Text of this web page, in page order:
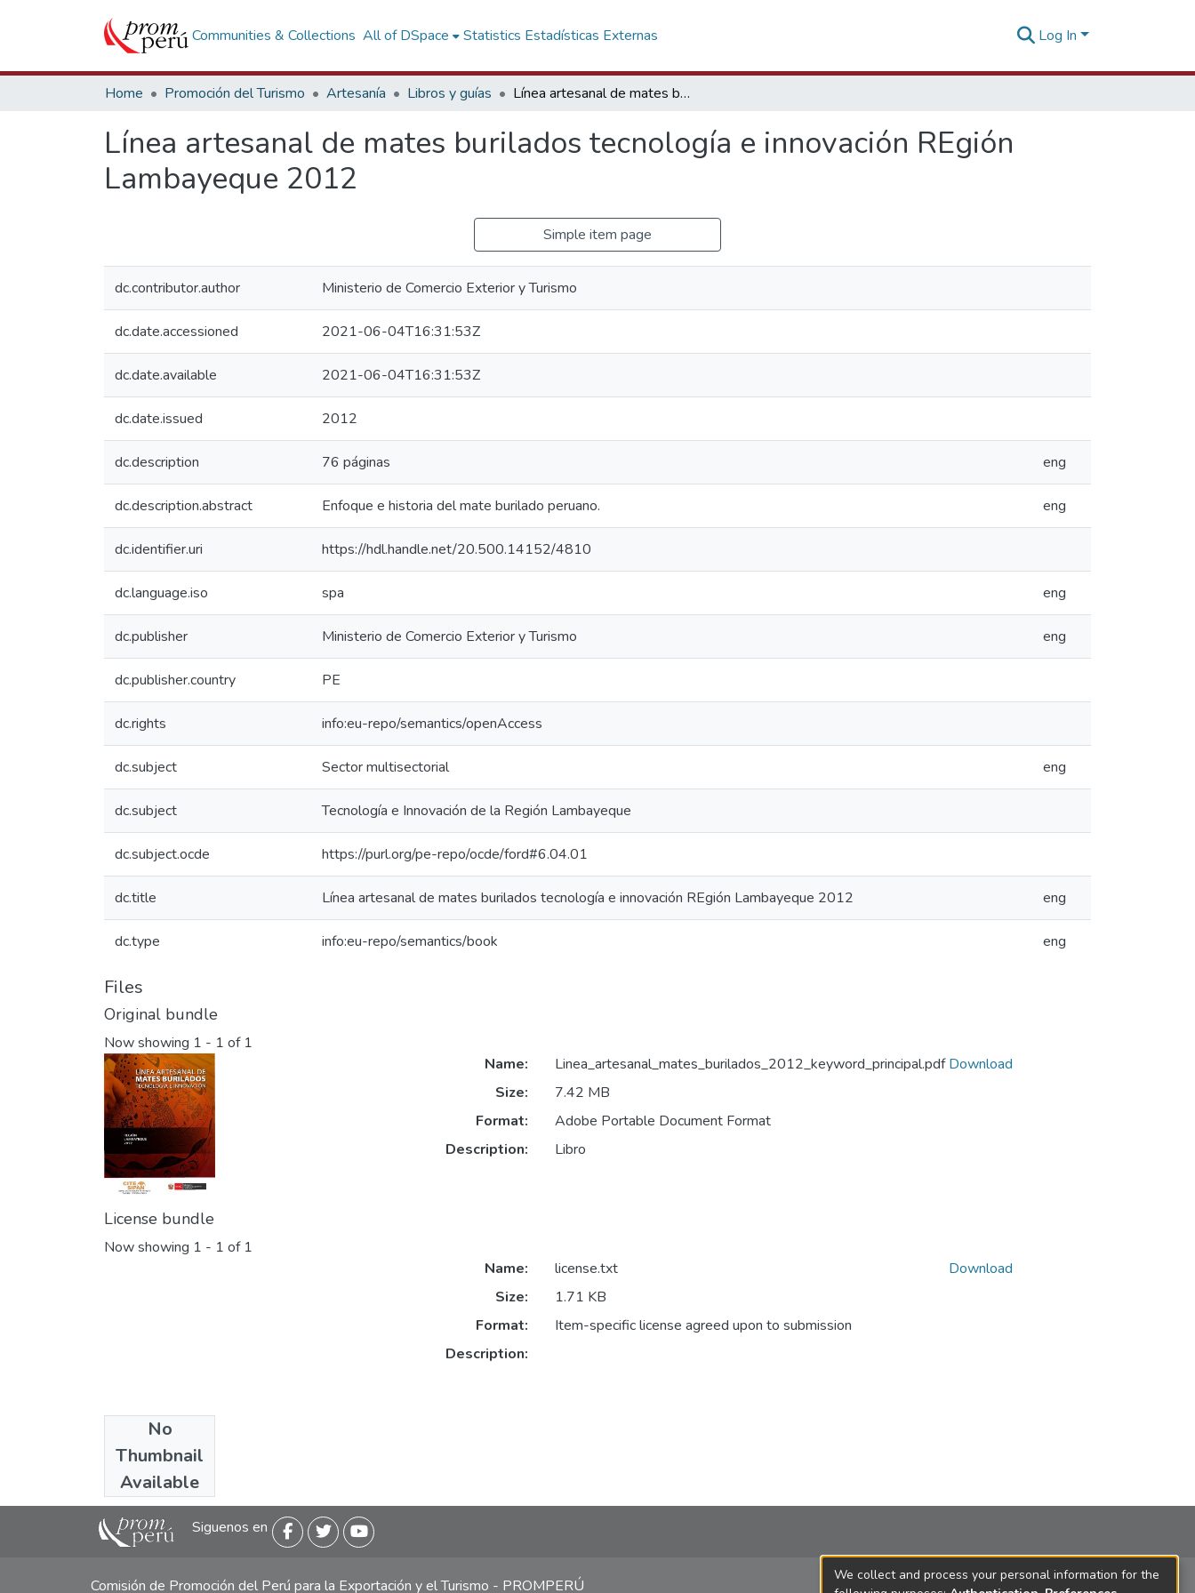
Communities & Collections All of DSpace Statistics Estadísticas Externas Log In
Home Promoción del Turismo Artesanía Libros y guías Línea artesanal de mates burilados tecnología e innovación REgión Lambayeque 2012
Línea artesanal de mates burilados tecnología e innovación REgión
Lambayeque 2012
Simple item page
dc.contributor.author Ministerio de Comercio Exterior y Turismo
dc.date.accessioned 2021-06-04T16:31:53Z
dc.date.available 2021-06-04T16:31:53Z
dc.date.issued 2012
dc.description 76 páginas eng
dc.description.abstract Enfoque e historia del mate burilado peruano. eng
dc.identifier.uri https://hdl.handle.net/20.500.14152/4810
dc.language.iso spa eng
dc.publisher Ministerio de Comercio Exterior y Turismo eng
dc.publisher.country PE
dc.rights info:eu-repo/semantics/openAccess
dc.subject Sector multisectorial eng
dc.subject Tecnología e Innovación de la Región Lambayeque
dc.subject.ocde https://purl.org/pe-repo/ocde/ford#6.04.01
dc.title Línea artesanal de mates burilados tecnología e innovación REgión Lambayeque 2012 eng
dc.type info:eu-repo/semantics/book eng
Files
Original bundle
Now showing 1 - 1 of 1
Name:
Linea_artesanal_mates_burilados_2012_keyword_principal.pdf
Size:
7.42 MB
Format:
Adobe Portable Document Format
Description:
Libro
Download
License bundle
Now showing 1 - 1 of 1
No
Thumbnail
Available
Name:
license.txt
Size:
1.71 KB
Format:
Item-specific license agreed upon to submission
Description:
Download
Collections
Libros y guías
Siguenos en
Comisión de Promoción del Perú para la Exportación y el Turismo - PROMPERÚ
We collect and process your personal information for the